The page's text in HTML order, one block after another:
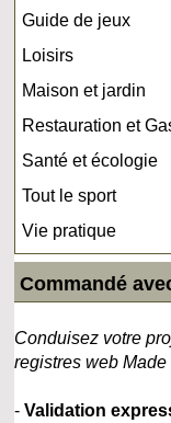
Guide de jeux
Loisirs
Maison et jardin
Restauration et
Santé et écologie
Tout le sport
Vie pratique
Commandé
Conduisez votre
registres web
-Validation